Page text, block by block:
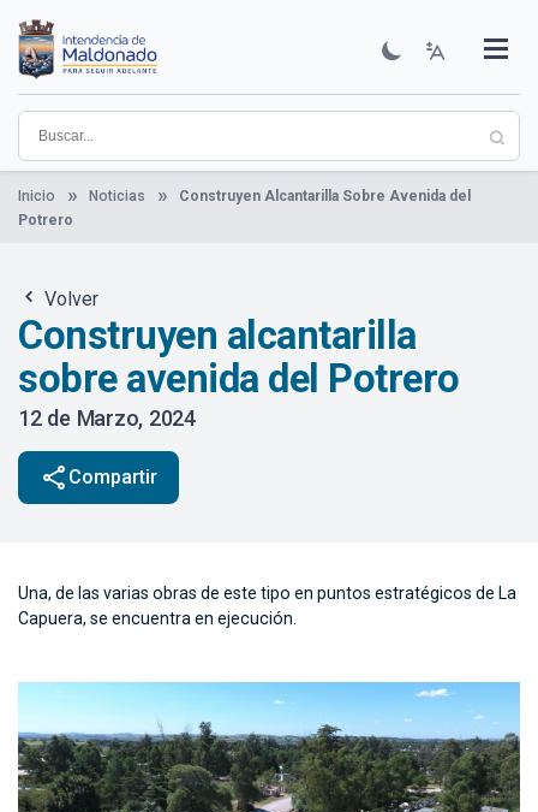
contenido
principal
Institucional
Municipios
Descubre Maldonado
Comunicación
Servicios
Guía De Trámites
Ver Noticias
Inicio Noticias
Construyen Alcantarilla Sobre Avenida del
Potrero
Volver
Construyen alcantarilla
sobre avenida del Potrero
12 de Marzo, 2024
share Compartir
Una, de las varias obras de este tipo en puntos estratégicos de La
Capuera, se encuentra en ejecución.